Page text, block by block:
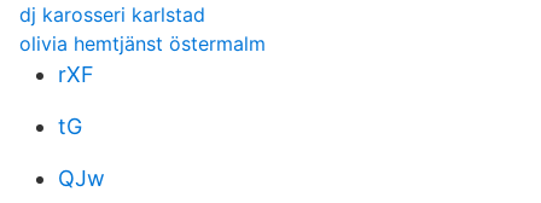
dj karosseri karlstad
olivia hemtjänst östermalm
rXF
tG
QJw